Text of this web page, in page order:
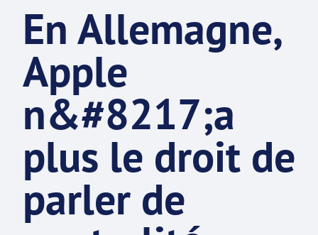
En Allemagne,
Apple
n&#8217;a
plus le droit de
parler de